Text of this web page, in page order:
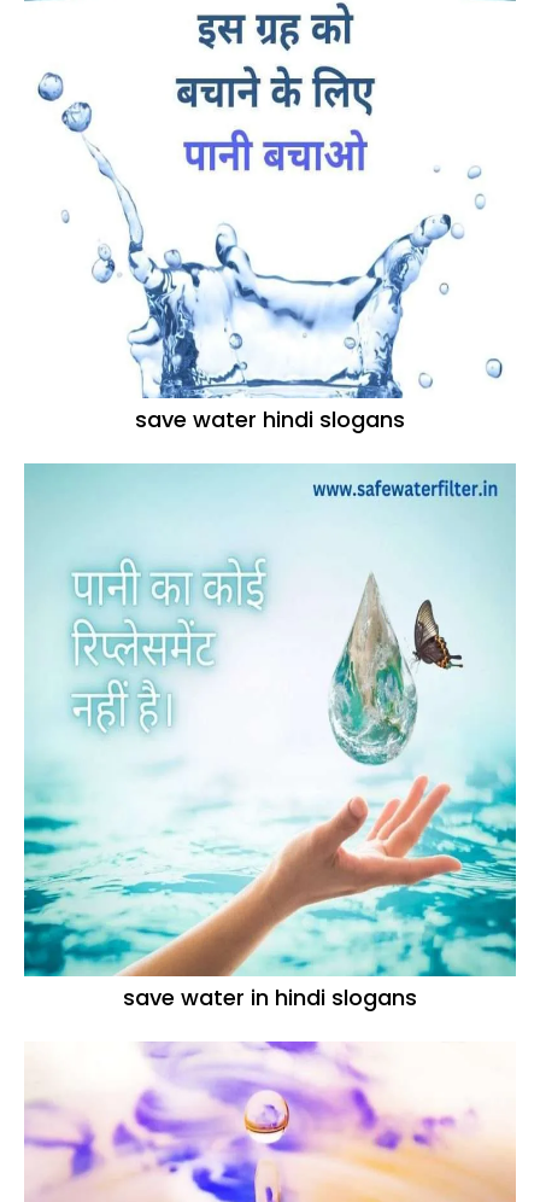
save water hindi slogans
save water in hindi slogans